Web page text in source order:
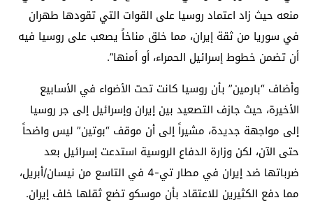
منعه حيث زاد اعتماد روسيا على القوات التي تقودها طهران
في سوريا من ثقة إيران، مما خلق مناخاً يصعب على روسيا فيه
أن تضمن خطوط إسرائيل الحمراء، أو أمنها”.
وأضاف “بارمين” بأن روسيا كانت تحت الأضواء في الأسابيع
الأخيرة، حيث جازف التصعيد بين إيران وإسرائيل إلى جر روسيا
إلى مواجهة جديدة، مشيراً إلى أن موقف “بوتين” ليس واضحاً
حتى الآن، لكن وزارة الدفاع الروسية استدعت إسرائيل بعد
ضرباتها ضد إيران في مطار تي-4 في التاسع من نيسان/أبريل،
مما دفع الكثيرين للاعتقاد بأن موسكو تضع ثقلها خلف إيران.